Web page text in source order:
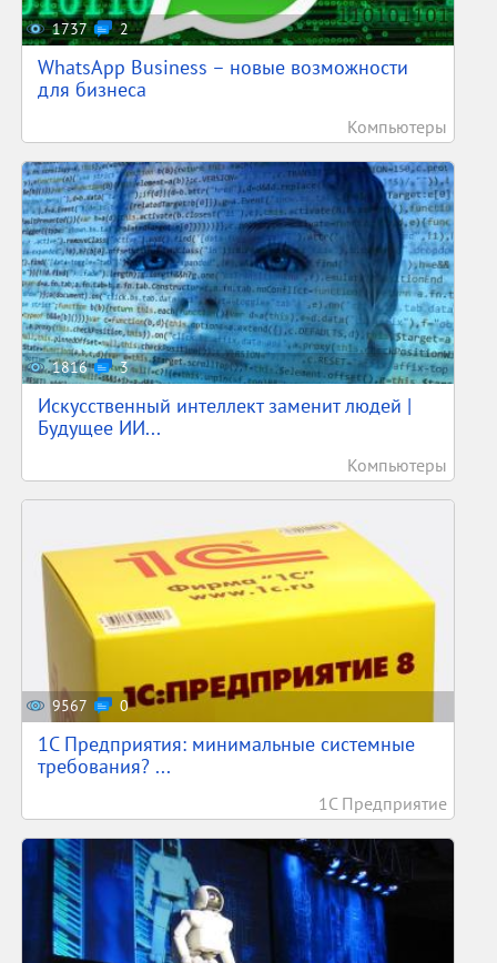
1737 2
WhatsApp Business – новые возможности
для бизнеса
Компьютеры
1816 3
Искусственный интеллект заменит людей |
Будущее ИИ...
Компьютеры
9567 0
1С Предприятия: минимальные системные
требования? ...
1С Предприятие